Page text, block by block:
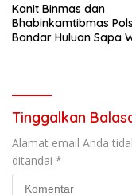
Kanit Binmas dan
Bhabinkamtibmas
Bandar Huluan Sapa
Tinggalkan
Alamat email Anda
ditandai *